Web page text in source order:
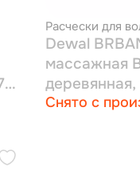
Расчески для
Dewal
массажная
Снято с